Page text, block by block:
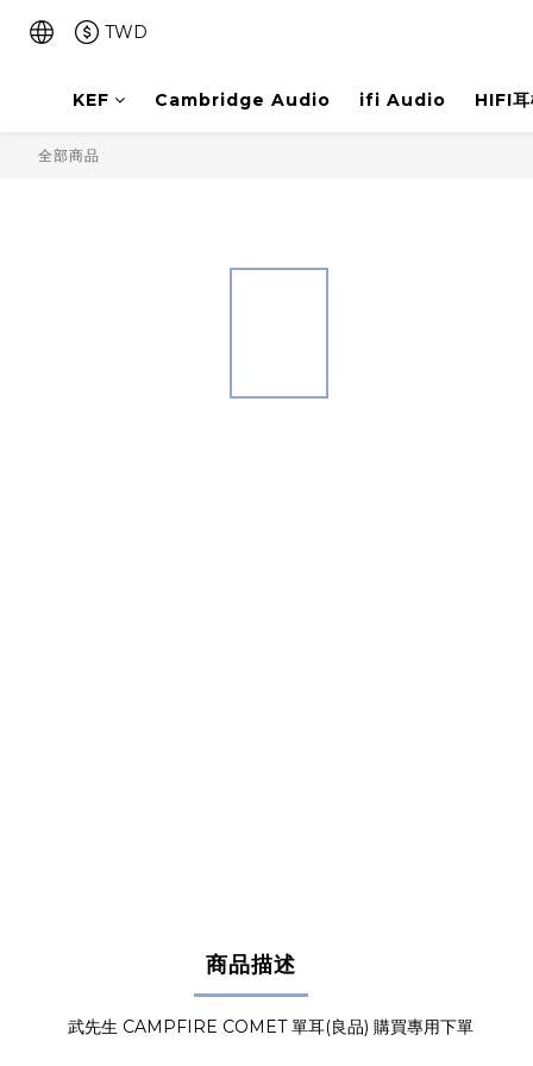
TWD
KEF Cambridge Audio ifi Audio HIFI耳
全部商品
商品描述
武先生 CAMPFIRE COMET 單耳(良品) 購買專用下單